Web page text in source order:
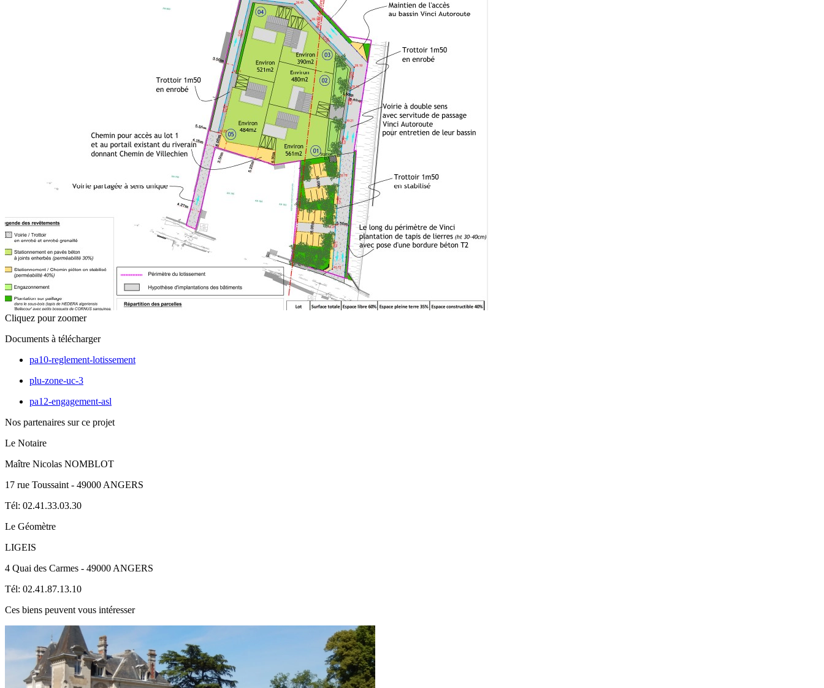
Cliquez pour zoomer
Documents à télécharger
pa10-reglement-lotissement
plu-zone-uc-3
pa12-engagement-asl
Nos partenaires sur ce projet
Le Notaire
Maître Nicolas NOMBLOT
17 rue Toussaint - 49000 ANGERS
Tél: 02.41.33.03.30
Le Géomètre
LIGEIS
4 Quai des Carmes - 49000 ANGERS
Tél: 02.41.87.13.10
Ces biens peuvent vous intéresser